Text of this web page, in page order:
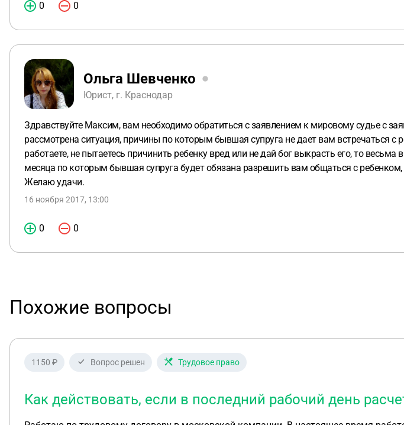
0 0
Ольга Шевченко
Юрист, г. Краснодар
Здравствуйте Максим, вам необходимо обратиться с заявлением к мировому судье с
рассмотрена ситуация, причины по которым бывшая супруга не дает вам встречаться
работаете, не пытаетесь причинить ребенку вред или не дай бог выкрасть его, то
месяца по которым бывшая супруга будет обязана разрешить вам общаться с
Желаю удачи.
16 ноября 2017, 13:00
0 0
Похожие вопросы
1150 ₽ Вопрос решен Трудовое право
Как действовать, если в последний рабочий день